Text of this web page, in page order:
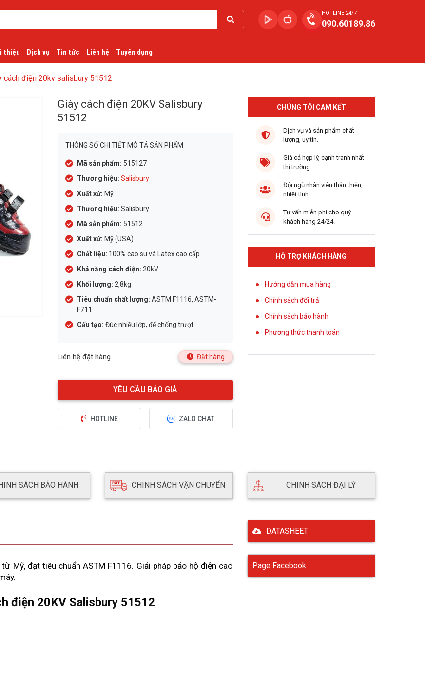
HOTLINE 24/7
090.60189.86
thiệu Dịch vụ Tin tức Liên hệ Tuyển dụng
cách điện 20kv salisbury 51512
Giày cách điện 20KV Salisbury
51512
THÔNG SỐ CHI TIẾT MÔ TẢ SẢN PHẨM
Mã sản phẩm: 515127
Thương hiệu: Salisbury
Xuất xứ: Mỹ
Thương hiệu: Salisbury
Mã sản phẩm: 51512
Xuất xứ: Mỹ (USA)
Chất liệu: 100% cao su và Latex cao cấp
Khả năng cách điện: 20kV
Khối lượng: 2,8kg
Tiêu chuẩn chất lượng: ASTM F1116, ASTM-
F711
Cấu tạo: Đúc nhiều lớp, đế chống trượt
Liên hệ đặt hàng Đặt hàng
HOTLINE ZALO CHAT
CHÚNG TÔI CAM KẾT
Dịch vụ và sản phẩm chất
lượng, uy tín.
Giá cả hợp lý, cạnh tranh nhất
thị trường.
Đội ngũ nhân viên thân thiện,
nhiệt tình.
Tư vấn miễn phí cho quý
khách hàng 24/24.
HỖ TRỢ KHÁCH HÀNG
Hướng dẫn mua hàng
Chính sách đổi trả
Chính sách bảo hành
Phương thức thanh toán
SÁCH BẢO HÀNH CHÍNH SÁCH VẬN CHUYỂN CHÍNH SÁCH ĐẠI LÝ
Mỹ, đạt tiêu chuẩn ASTM F1116. Giải pháp bảo hộ điện cao
điện 20KV Salisbury 51512
DATASHEET
Page Facebook